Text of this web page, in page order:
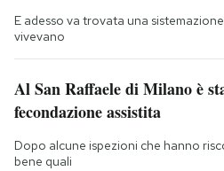
E adesso va trovata una
vivevano
Al San Raffaele di Milano è
fecondazione assistita
Dopo alcune ispezioni che hanno
bene quali